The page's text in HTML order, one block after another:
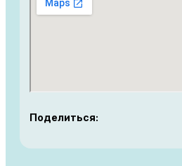
Поделиться: